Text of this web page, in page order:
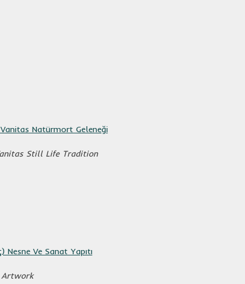
Natürmort Geleneği
Still Life Tradition
Nesne Ve Sanat Yapıtı
Artwork